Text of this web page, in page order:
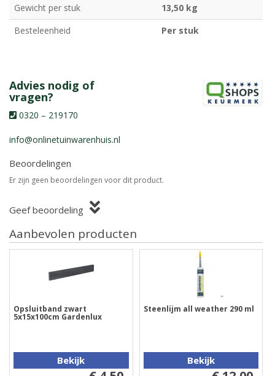
Gewicht per stuk
13,50 kg
Besteleenheid
Per stuk
Advies nodig of
vragen?
0320 – 219170
info@onlinetuinwarenhuis.nl
Beoordelingen
Er zijn geen beoordelingen voor dit product.
Geef beoordeling
Aanbevolen producten
Opsluitband zwart
5x15x100cm Gardenlux
Bekijk
Steenlijm all weather 290 ml
Bekijk